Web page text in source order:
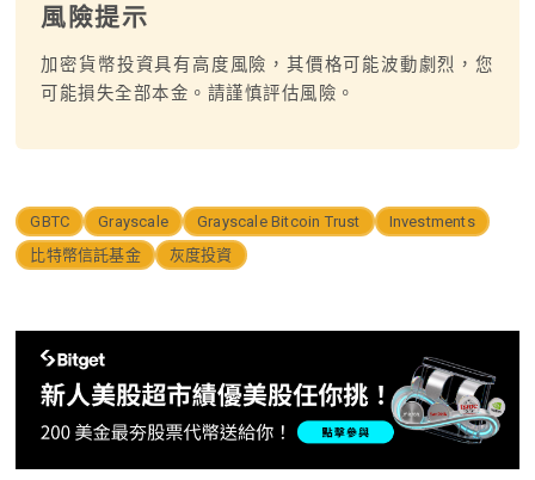
風險提示
加密貨幣投資具有高度風險，其價格可能波動劇烈，您
可能損失全部本金。請謹慎評估風險。
GBTC Grayscale Grayscale Bitcoin Trust
Investments
比特幣信託基金
灰度投資